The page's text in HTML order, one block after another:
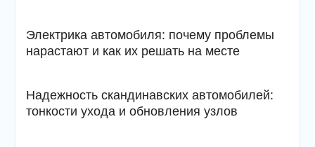
Электрика автомобиля: почему проблемы
нарастают и как их решать на месте
Надежность скандинавских автомобилей:
тонкости ухода и обновления узлов